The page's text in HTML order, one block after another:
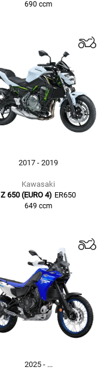
690 ccm
2017 - 2019
Kawasaki
Z 650 (EURO 4) ER650
649 ccm
2025 - ...